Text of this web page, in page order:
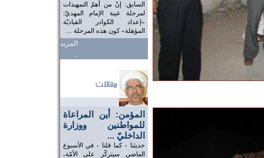
السابق: إنّ من أهمّ التمهيدات
لمرحلة غيبة الإمام المهديّ:
«إعداد الكوادر القياديّة
المؤهلة» كون هذه المرحلة ...
المزيد
..
المؤمن: أين المراعاة
للمواطنين ووزارة
الداخليّ ...
حديثنا - كما قلنا - في الأسبوع
الماضي سيتركّز على الأمّة،